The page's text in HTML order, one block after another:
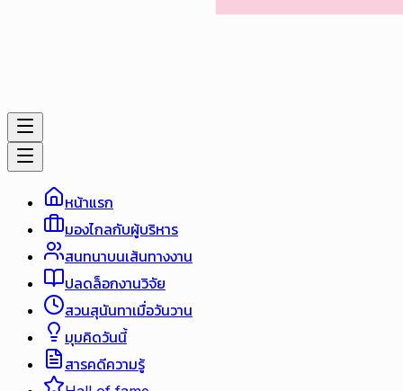
หน้าแรก
มองไกลกับผู้บริหาร
สนทนาบนเส้นทางงาน
ปลดล็อกงานวิจัย
สวนสุนันทาเมื่อวันวาน
มุมคิดวันนี้
สารคดีความรู้